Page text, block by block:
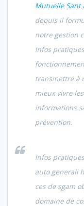
Mutuelle Sant
depuis il
notre gestion
Infos
transmettre à
mieux vivre
informations
prévention.
Infos
auto generali
ces de sgam
domaine de